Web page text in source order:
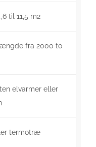
til 11,5 m2
fra 2000 to
elvarmer eller
termotræ